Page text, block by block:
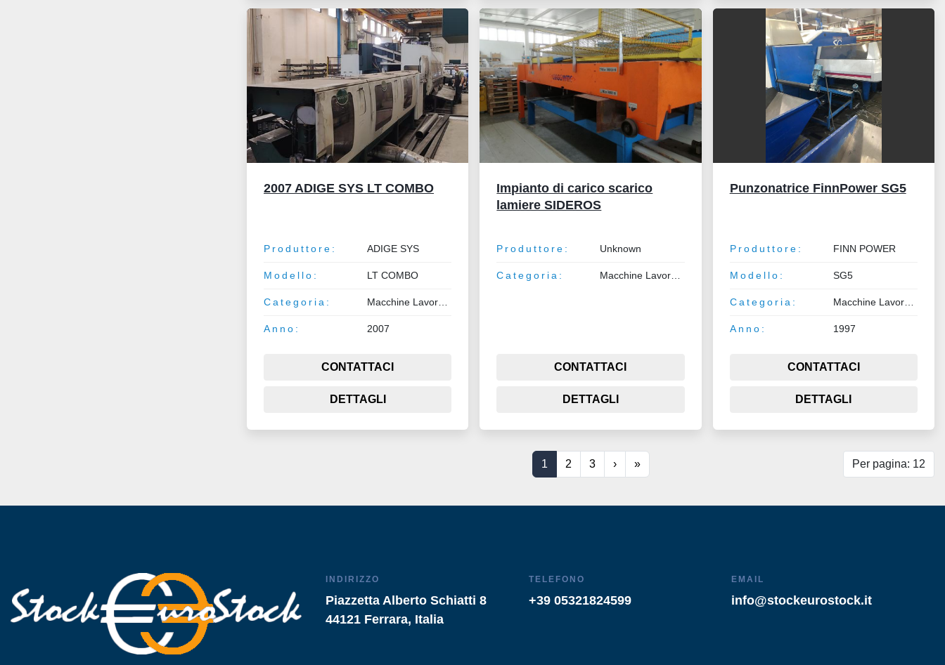
2007 ADIGE SYS LT COMBO
Produttore: ADIGE SYS
Modello: LT COMBO
Categoria:
Anno: 2007
CONTATTACI
DETTAGLI
Impianto di carico scarico
lamiere SIDEROS
Produttore: Unknown
Categoria:
CONTATTACI
DETTAGLI
Punzonatrice FinnPower SG5
Produttore: FINN POWER
Modello: SG5
Categoria: Macchine Lavorazione Lamiera e Tubo
Anno: 1997
CONTATTACI
DETTAGLI
1 2 3 › » Per pagina: 12
INDIRIZZO
Piazzetta Alberto Schiatti 8
44121 Ferrara, Italia
TELEFONO
+39 05321824599
EMAIL
info@stockeurostock.it